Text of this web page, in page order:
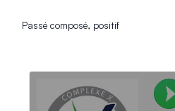
Passé composé, positif